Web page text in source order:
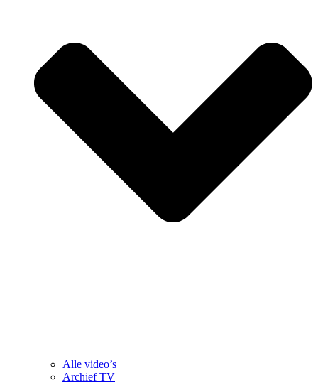
Alle video’s
Archief TV